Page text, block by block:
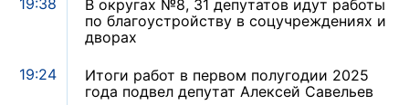
19:38
В округах №8, 31 депутатов идут работы
по благоустройству в соцучреждениях и
дворах
19:24
Итоги работ в первом полугодии 2025
года подвел депутат Алексей Савельев